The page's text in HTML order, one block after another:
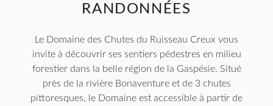
RANDONNÉES
Le Domaine des Chutes du Ruisseau Creux vous
invite à découvrir ses sentiers pédestres en milieu
forestier dans la belle région de la Gaspésie. Situé
près de la rivière Bonaventure et de 3 chutes
pittoresques, le Domaine est accessible à partir de